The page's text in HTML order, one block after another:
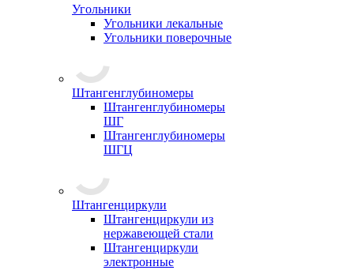
Угольники
Угольники лекальные
Угольники поверочные
Штангенглубиномеры
Штангенглубиномеры
ШГ
Штангенглубиномеры
ШГЦ
Штангенциркули
Штангенциркули из
нержавеющей стали
Штангенциркули
электронные